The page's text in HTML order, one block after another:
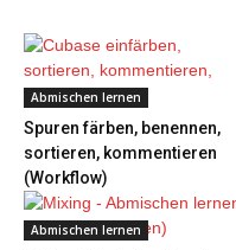
Abmischen lernen
Spuren färben, benennen,
sortieren, kommentieren
(Workflow)
Abmischen lernen